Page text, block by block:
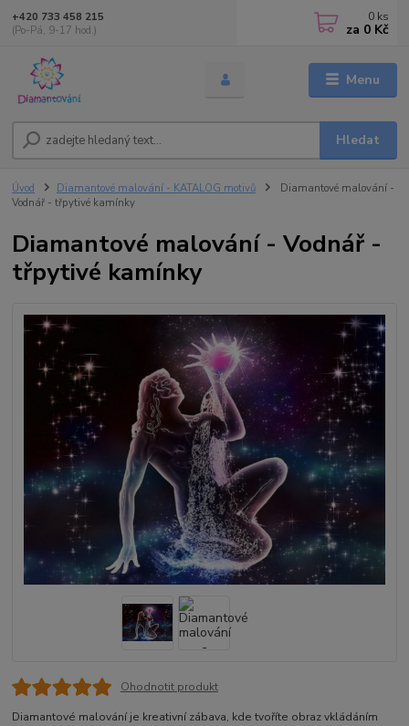
Menu
Hledat
+420 733 458 215
(Po-Pá, 9-17 hod.)
0 ks
za 0 Kč
Úvod Diamantové malování - KATALOG motivů
Diamantové malování -
Vodnář - třpytivé kamínky
Diamantové malování - Vodnář -
třpytivé kamínky
Ohodnotit produkt
Diamantové malování je kreativní zábava, kde tvoříte obraz vkládáním